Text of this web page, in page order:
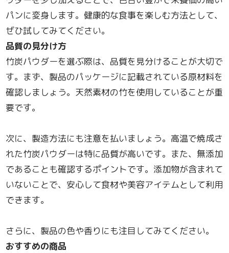
パンに変身します。健康的な食事を楽しむ方法として、
ぜひ試してみてください。
品質の見分け方
竹炭パウダーを選ぶ際は、品質を見分けることが大切で
す。まず、製品のパッケージに記載されている原材料を
確認しましょう。天然素材の竹を使用していることが重
要です。
次に、製造方法にも注意を払いましょう。高温で焼成さ
れた竹炭パウダーは特に品質が高いです。また、無添加
であることも確認するポイントです。添加物が含まれて
いないことで、安心して食材や美容アイテムとして利用
できます。
さらに、製品の色や香りにも注目してみてください。
おすすめの商品